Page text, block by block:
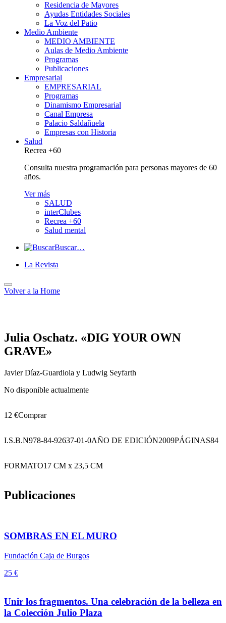
Residencia de Mayores
Ayudas Entidades Sociales
La Voz del Patio
Medio Ambiente
MEDIO AMBIENTE
Aulas de Medio Ambiente
Programas
Publicaciones
Empresarial
EMPRESARIAL
Programas
Dinamismo Empresarial
Canal Empresa
Palacio Saldañuela
Empresas con Historia
Salud
Recrea +60
Consulta nuestra programación para personas mayores de 60
años.
Ver más
SALUD
interClubes
Recrea +60
Salud mental
Buscar…
La Revista
Volver a la Home
Julia Oschatz. «DIG YOUR OWN
GRAVE»
Javier Dí­az-Guardiola y Ludwig Seyfarth
No disponible actualmente
12 €Comprar
I.S.B.N978-84-92637-01-0AÑO DE EDICIÓN2009PÁGINAS84
FORMATO17 CM x 23,5 CM
Publicaciones
SOMBRAS EN EL MURO
Fundación Caja de Burgos
25 €
Unir los fragmentos. Una celebración de la belleza en
la Colección Julio Plaza